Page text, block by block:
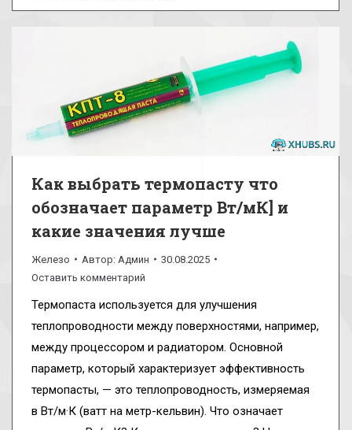
Как выбрать термопасту что
обозначает параметр Вт/мК] и
какие значения лучше
Железо Автор: Админ
30.08.2025
Оставить комментарий
Термопаста используется для улучшения
теплопроводности между поверхностями, например,
между процессором и радиатором. Основной
параметр, который характеризует эффективность
термопасты, — это теплопроводность, измеряемая
в Вт/м·К (ватт на метр-кельвин). Что означает